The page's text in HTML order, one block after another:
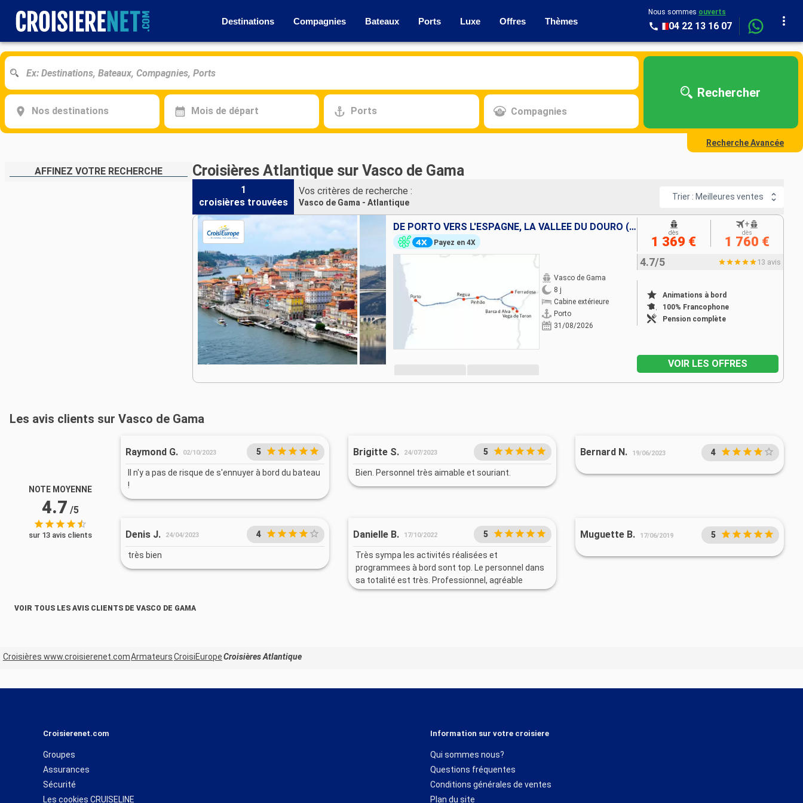
Destinations Compagnies Bateaux Ports Luxe Offres Thèmes
Nous sommes ouverts
04 22 13 16 07
Nos destinations Mois de départ Ports Compagnies
Rechercher
Recherche Avancée
AFFINEZ VOTRE RECHERCHE Croisières Atlantique sur Vasco de Gama
1
croisières trouvées
Vos critères de recherche :
Vasco de Gama - Atlantique
Trier : Meilleures ventes
DE PORTO VERS L'ESPAGNE, LA VALLÉE DU DOURO (PORTUGAL) ET SALAMANQUE (ESPAGNE)
Payez en 4X
Vasco de Gama
8 j
Cabine extérieure
Porto
31/08/2026
4.7/5 13 avis
Animations à bord
100% Francophone
Pension complète
dès
1 369 €
+
dès
1 760 €
VOIR LES OFFRES
Les avis clients sur Vasco de Gama
NOTE MOYENNE
4.7 /5
sur 13 avis clients
Raymond G. 02/10/2023 5
Il n'y a pas de risque de s'ennuyer à bord du bateau
!
Brigitte S. 24/07/2023 5
Bien. Personnel très aimable et souriant.
Bernard N. 19/06/2023 4
Denis J. 24/04/2023 4
très bien
Danielle B. 17/10/2022 5
Très sympa les activités réalisées et
programmees à bord sont top. Le personnel dans
sa totalité est très. Professionnel, agréable
souriant. Très très bon état d esprit.
Muguette B. 17/06/2019 5
VOIR TOUS LES AVIS CLIENTS DE VASCO DE GAMA
Croisières www.croisierenet.comArmateursCroisiEuropeCroisières Atlantique
Croisierenet.com
Groupes
Assurances
Sécurité
Les cookies CRUISELINE
Information sur votre croisiere
Qui sommes nous?
Questions fréquentes
Conditions générales de ventes
Plan du site